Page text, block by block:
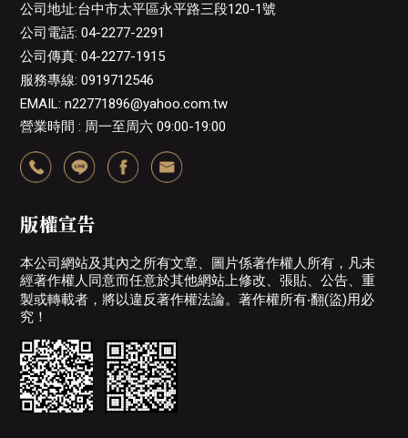
公司地址:台中市太平區永平路三段120-1號
公司電話: 04-2277-2291
公司傳真: 04-2277-1915
服務專線: 0919712546
EMAIL: n22771896@yahoo.com.tw
營業時間 : 周一至周六 09:00-19:00
版權宣告
本公司網站及其內之所有文章、圖片係著作權人所有，凡未
經著作權人同意而任意於其他網站上修改、張貼、公告、重
製或轉載者，將以違反著作權法論。著作權所有‧翻(盜)用必
究！